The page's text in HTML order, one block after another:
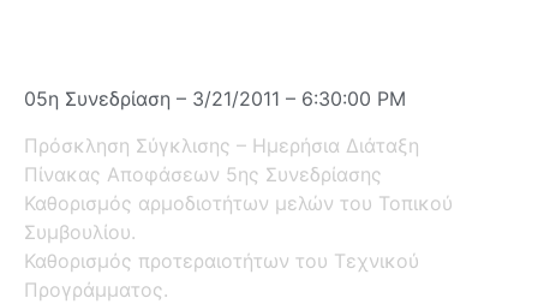
05η Συνεδρίαση – 3/21/2011 – 6:30:00 PM
Πρόσκληση Σύγκλισης – Ημερήσια Διάταξη
Πίνακας Αποφάσεων 5ης Συνεδρίασης
Καθορισμός αρμοδιοτήτων μελών του Τοπικού
Συμβουλίου.
Καθορισμός προτεραιοτήτων του Τεχνικού
Προγράμματος.